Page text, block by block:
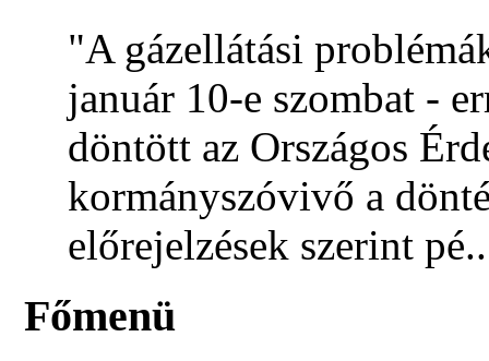
"A gázellátási
január 10-e szombat -
döntött az Országos
kormányszóvivő a
előrejelzések szerint
Főmenü